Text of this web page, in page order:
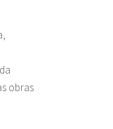
obras